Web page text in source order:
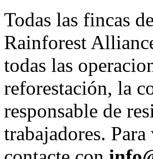
Todas las fincas
Rainforest
todas las
reforestación, la
responsable de
trabajadores.